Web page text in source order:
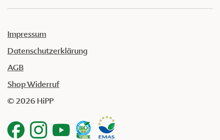
Impressum
Datenschutzerklärung
AGB
Shop Widerruf
© 2026 HiPP